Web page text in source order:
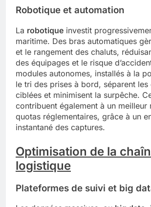
Robotique et automation
La robotique investit
maritime. Des bras automatiques
et le rangement des chaluts,
des équipages et le risque
modules autonomes, installés à la
le tri des prises à bord, séparent les
ciblées et minimisent la surpêche.
contribuent également à un meilleur
quotas réglementaires, grâce à un
instantané des captures.
Optimisation de la
logistique
Plateformes de suivi et big